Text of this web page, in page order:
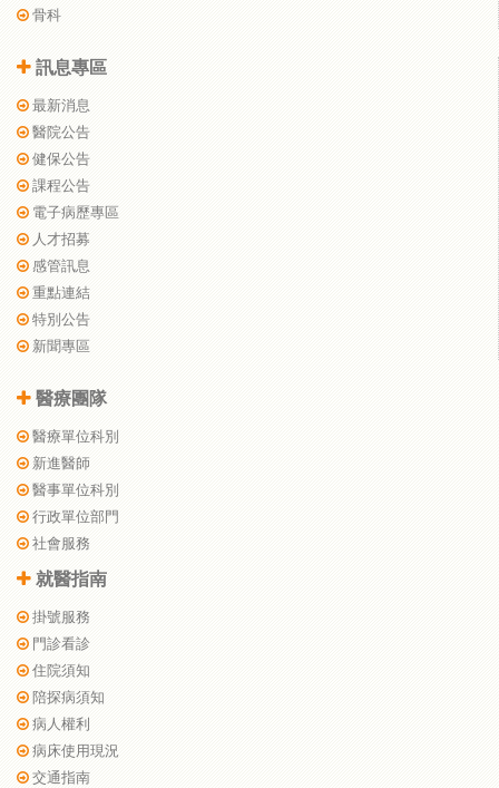
骨科
訊息專區
最新消息
醫院公告
健保公告
課程公告
電子病歷專區
人才招募
感管訊息
重點連結
特別公告
新聞專區
醫療團隊
醫療單位科別
新進醫師
醫事單位科別
行政單位部門
社會服務
就醫指南
掛號服務
門診看診
住院須知
陪探病須知
病人權利
病床使用現況
交通指南